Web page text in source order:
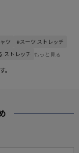
ツ
#スーツ ストレッチ
ストレッチ もっと見る